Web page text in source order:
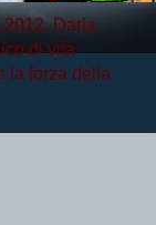
Darla
di vita
la forza della